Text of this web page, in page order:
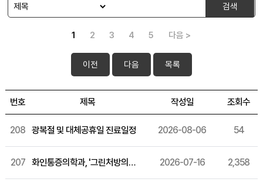
검색
1 2 3 4 5 다음 >
이전 다음 목록
번호 제목 작성일 조회수
208 광복절 및 대체공휴일 진료일정 2026-08-06 54
207 화인통증의학과, '그린처방의원' 연속 선정 2026-07-16 2,358